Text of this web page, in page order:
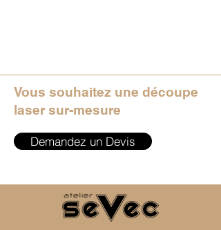
Vous souhaitez une découpe
laser sur-mesure
Demandez un Devis